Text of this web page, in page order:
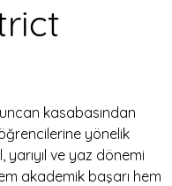
kasabasından
yönelik
yarıyıl ve yaz dönemi
akademik başarı hem